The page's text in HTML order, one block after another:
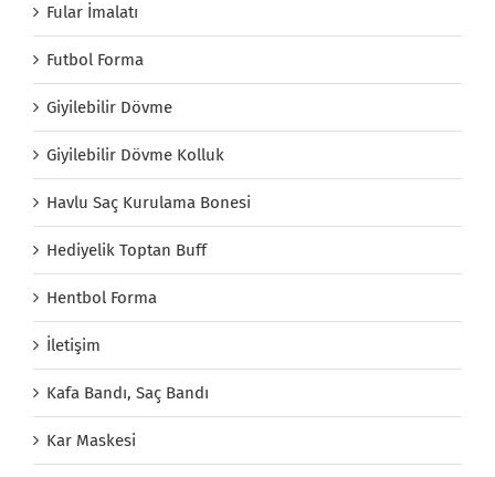
Fular İmalatı
Futbol Forma
Giyilebilir Dövme
Giyilebilir Dövme Kolluk
Havlu Saç Kurulama Bonesi
Hediyelik Toptan Buff
Hentbol Forma
İletişim
Kafa Bandı, Saç Bandı
Kar Maskesi